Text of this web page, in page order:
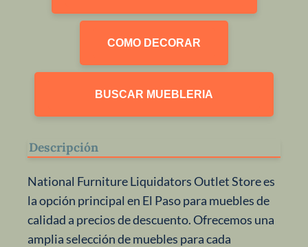
COMO DECORAR
BUSCAR MUEBLERIA
Descripción
National Furniture Liquidators Outlet Store es
la opción principal en El Paso para muebles de
calidad a precios de descuento. Ofrecemos una
amplia selección de muebles para cada